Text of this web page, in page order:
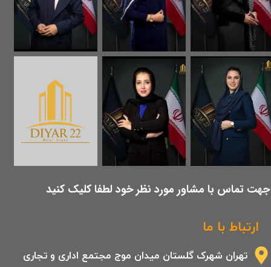
ارتباط با ما
تهران شهرک گلستان میدان موج مجتمع اداری و تجاری
​جهت تماس با مشاور مورد نظر خود لطفا کلیک کنید